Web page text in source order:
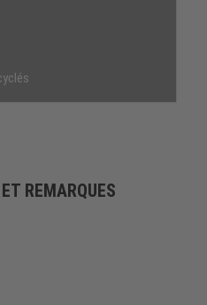
REMARQUES